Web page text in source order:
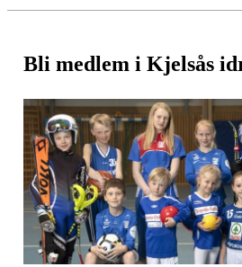
Bli medlem i Kjelsås